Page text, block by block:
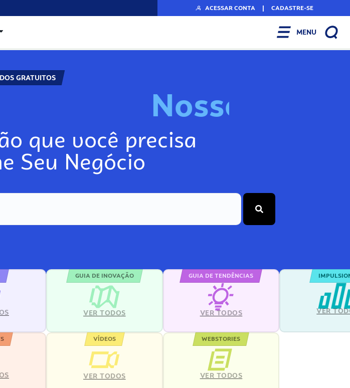
ACESSAR CONTA | CADASTRE-SE
MENU
GRATUITOS
o
No
que você precisa
Seu Negócio
GUIA DE INOVAÇÃO
VER TODOS
GUIA DE TENDÊNCIAS
VER TODOS VER
VÍDEOS
VER TODOS
WEBSTORIES
VER TODOS